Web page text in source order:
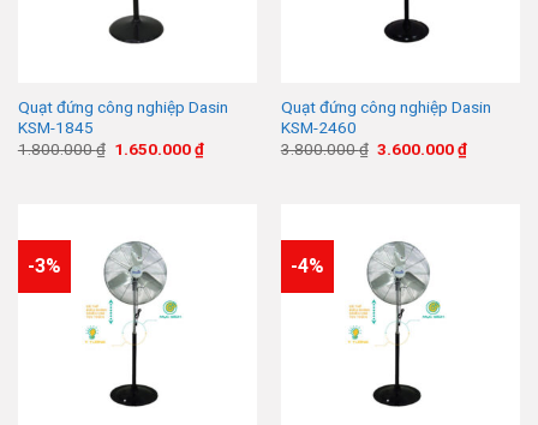
Quạt đứng công nghiệp Dasin
KSM-1845
1.800.000₫ Giá
1.650.000₫Giá
hiện
Quạt đứng công nghiệp Dasin
KSM-2460
3.800.000₫ Giá
3.600.000₫Giá
hiện
-3% -4%